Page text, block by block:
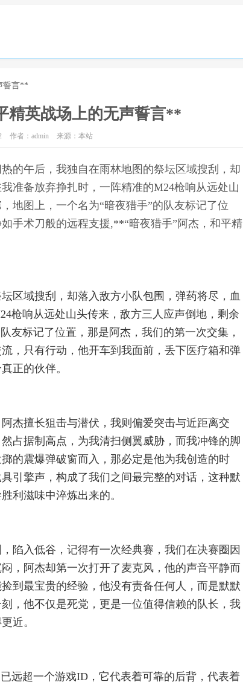
誓言**
精英战场上的无声誓言**
作者：admin 来源：本站
的午后，我独自在雨林地图的祭坛区域搜刮，却
准备放弃挣扎时，一阵精准的M24枪响从远处山
地图上，一个名为“暗夜猎手”的队友标记了位
手术刀般的远程支援,**“暗夜猎手”阿杰，和平精
区域搜刮，却落入敌方小队包围，弹药将尽，血
枪响从远处山头传来，敌方三人应声倒地，剩余
友标记了位置，那是阿杰，我们的第一次交集，
，只有行动，他开车到我面前，丢下医疗箱和弹
正的伙伴。
杰擅长狙击与潜伏，我则偏爱突击与近距离交
占据制高点，为我清扫侧翼威胁，而我冲锋的脚
的震爆弹破窗而入，那必定是他为我创造的时
引擎声，构成了我们之间最完整的对话，这种默
利滋味中淬炼出来的。
陷入低谷，记得有一次经典赛，我们在决赛圈因
，阿杰却第一次打开了麦克风，他的声音平静而
到最宝贵的经验，他没有责备任何人，而是默默
，他不仅是死党，更是一位值得信赖的队长，我
近。
远超一个游戏ID，它代表着可靠的后背，代表着